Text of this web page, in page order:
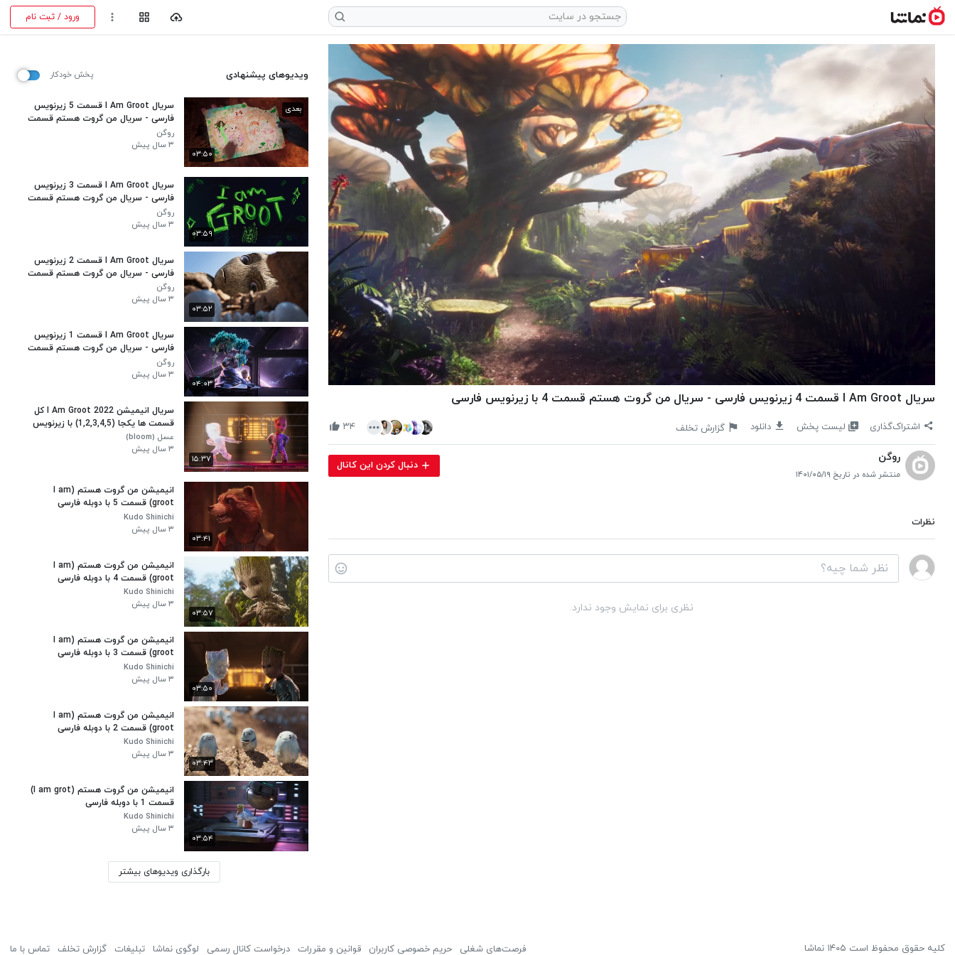
ورود / ثبت نام
سریال I Am Groot قسمت 4 زیرنویس فارسی - سریال من گروت هستم قسمت 4 با زیرنویس فارسی
اشتراک‌گذاری لیست پخش دانلود گزارش تخلف ۳۴
روگن
منتشر شده در تاریخ ۱۴۰۱/۰۵/۱۹
دنبال کردن این کانال
نظرات
نظری برای نمایش وجود ندارد.
ویدیوهای پیشنهادی پخش خودکار
۰۳:۵۰
بعدی
سریال I Am Groot قسمت 5 زیرنویس
فارسی - سریال من گروت هستم قسمت
5 با زیرنویس فارسی
روگن
۳ سال پیش
۰۳:۵۹
سریال I Am Groot قسمت 3 زیرنویس
فارسی - سریال من گروت هستم قسمت
3 با زیرنویس فارسی
روگن
۳ سال پیش
۰۳:۵۲
سریال I Am Groot قسمت 2 زیرنویس
فارسی - سریال من گروت هستم قسمت
2 با زیرنویس فارسی
روگن
۳ سال پیش
۰۴:۰۳
سریال I Am Groot قسمت 1 زیرنویس
فارسی - سریال من گروت هستم قسمت
1 با زیرنویس فارسی
روگن
۳ سال پیش
۱۵:۳۷
سریال انیمیشن I Am Groot 2022 کل
قسمت ها یکجا (1,2,3,4,5) با زیرنویس
فارسی
عسل (bloom)
۳ سال پیش
۰۳:۴۱
انیمیشن من گروت هستم (I am
groot) قسمت 5 با دوبله فارسی
Kudo Shinichi
۳ سال پیش
۰۳:۵۷
انیمیشن من گروت هستم (I am
groot) قسمت 4 با دوبله فارسی
Kudo Shinichi
۳ سال پیش
۰۳:۵۰
انیمیشن من گروت هستم (I am
groot) قسمت 3 با دوبله فارسی
Kudo Shinichi
۳ سال پیش
۰۳:۴۳
انیمیشن من گروت هستم (I am
groot) قسمت 2 با دوبله فارسی
Kudo Shinichi
۳ سال پیش
۰۳:۵۴
انیمیشن من گروت هستم (I am grot)
قسمت 1 با دوبله فارسی
Kudo Shinichi
۳ سال پیش
بارگذاری ویدیوهای بیشتر
کلیه حقوق محفوظ است ۱۴۰۵ نماشا فرصت‌های شغلی حریم خصوصی کاربران قوانین و مقررات درخواست کانال رسمی لوگوی نماشا تبلیغات گزارش تخلف تماس با ما